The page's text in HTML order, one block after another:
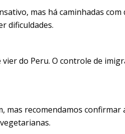
mas há caminhadas
dificuldades.
do Peru. O controle de
mas recomendamos